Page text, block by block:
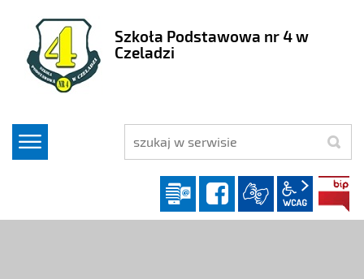
Szkoła Podstawowa nr 4 w
Czeladzi
szukaj
Dziennik elektroniczny
facebook
wcag2.1